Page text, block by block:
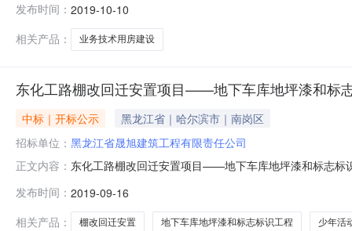
经理/项目负责人业绩其他人员姓名、证件号及业绩黑龙
发布时间： 2019-10-10
相关产品：
业务技术用房建设
东化工路棚改回迁安置项目——地下车库地坪漆和标
中标｜开标公示
黑龙江省｜哈尔滨市｜南岗区
招标单位： 黑龙江省晟旭建筑工程有限责任公司
正文内容： 东化工路棚改回迁安置项目——地下车库地坪漆和标志标
57.5934.5892.175哈尔滨龙广建设集团有限公司
发布时间： 2019-09-16
相关产品：
棚改回迁安置 地下车库地坪漆和标志标识工程 少年活